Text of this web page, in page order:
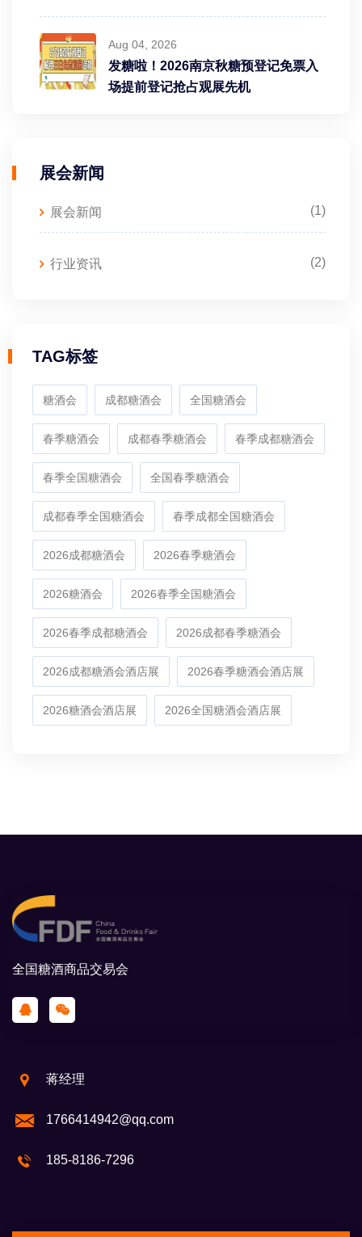
Aug 04, 2026
发糖啦！2026南京秋糖预登记免票入
场提前登记抢占观展先机
展会新闻
展会新闻 (1)
行业资讯 (2)
TAG标签
糖酒会 成都糖酒会 全国糖酒会
春季糖酒会 成都春季糖酒会 春季成都糖酒会
春季全国糖酒会 全国春季糖酒会
成都春季全国糖酒会 春季成都全国糖酒会
2026成都糖酒会 2026春季糖酒会
2026糖酒会 2026春季全国糖酒会
2026春季成都糖酒会 2026成都春季糖酒会
2026成都糖酒会酒店展 2026春季糖酒会酒店展
2026糖酒会酒店展 2026全国糖酒会酒店展
全国糖酒商品交易会
蒋经理
1766414942@qq.com
185-8186-7296